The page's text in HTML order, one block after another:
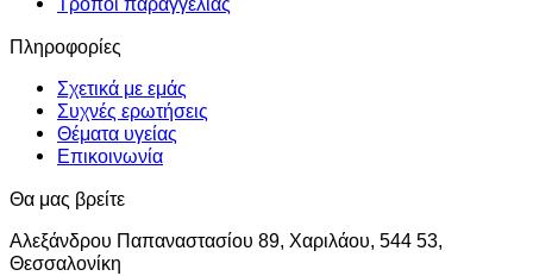
επιλεγούν
στη
σελίδα
προϊόντος
Πληροφορίες
Σχετικά με εμάς
Συχνές ερωτήσεις
Θέματα υγείας
Επικοινωνία
Θα μας βρείτε
Αλεξάνδρου Παπαναστασίου 89, Χαριλάου, 544 53,
Θεσσαλονίκη